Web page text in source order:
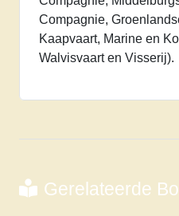
Compagnie,
Kaapvaart, Marine en
Walvisvaart en Visserij).
Gerelateerde